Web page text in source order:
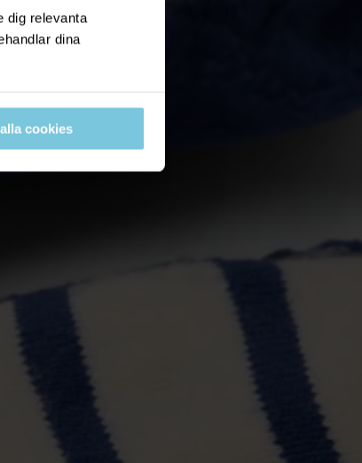
dig relevanta
dina
cookies